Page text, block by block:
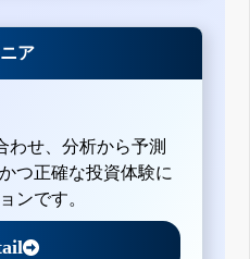
25年7月1日-平成25年9月30日)
25年4月1日-平成25年6月30日)
24年10月1日-平成24年12月31
24年7月1日-平成24年9月30日)
24年4月1日-平成24年6月30日)
23年10月1日-平成23年12月31
ア
せ、分析から予測
つ正確な投資体験に
ンです。